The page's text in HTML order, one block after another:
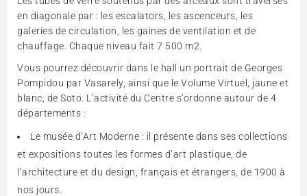
en diagonale par : les escalators, les ascenceurs, les
galeries de circulation, les gaines de ventilation et de
chauffage. Chaque niveau fait 7 500 m2.
Vous pourrez découvrir dans le hall un portrait de Georges
Pompidou par Vasarely, ainsi que le Volume Virtuel, jaune et
blanc, de Soto. L’activité du Centre s’ordonne autour de 4
départements :
Le musée d’Art Moderne : il présente dans ses collections
et expositions toutes les formes d’art plastique, de
l’architecture et du design, français et étrangers, de 1900 à
nos jours.